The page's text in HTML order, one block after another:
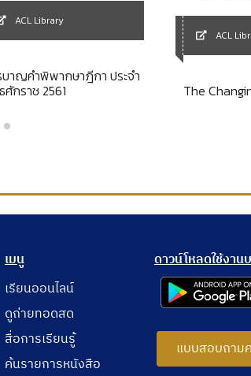
ACL Library
บาญคำพิพากษาฎีกา ประจำ
กราช 2561
ACL
The
เมนู
เรียนออนไลน์
ดูถ่ายทอดสด
สื่อการเรียนรู้
ค้นรายการหนังสือ
ดาวน์โหลดใช้งา
แบบสอบถาม